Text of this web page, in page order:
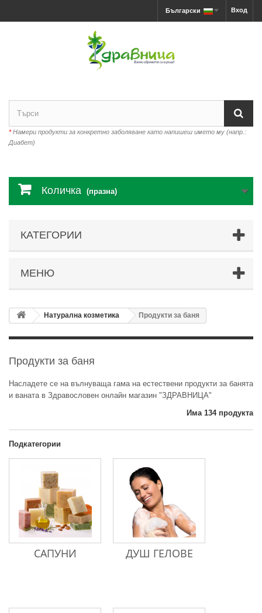
Вход
Български
*Намери продукти за конкретно заболяване като напишеш името му (напр.:
Диабет)
Количка (празна)
КАТЕГОРИИ
МЕНЮ
Натурална козметика Продукти за баня
Продукти за баня
Насладете се на вълнуваща гама на естествени продукти за банята
и ваната в Здравословен онлайн магазин "ЗДРАВНИЦА"
Има 134 продукта
Подкатегории
САПУНИ ДУШ ГЕЛОВЕ